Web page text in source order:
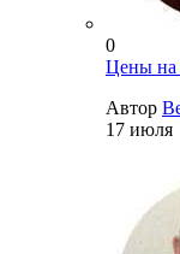
0
Цены на
Автор
17 июля